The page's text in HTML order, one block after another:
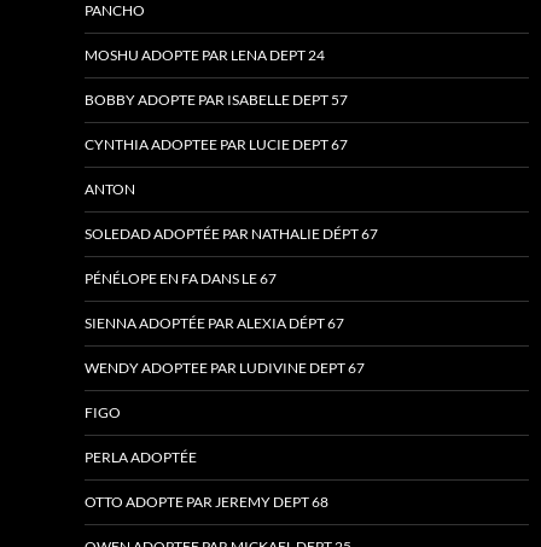
PANCHO
MOSHU ADOPTE PAR LENA DEPT 24
BOBBY ADOPTE PAR ISABELLE DEPT 57
CYNTHIA ADOPTEE PAR LUCIE DEPT 67
ANTON
SOLEDAD ADOPTÉE PAR NATHALIE DÉPT 67
PÉNÉLOPE EN FA DANS LE 67
SIENNA ADOPTÉE PAR ALEXIA DÉPT 67
WENDY ADOPTEE PAR LUDIVINE DEPT 67
FIGO
PERLA ADOPTÉE
OTTO ADOPTE PAR JEREMY DEPT 68